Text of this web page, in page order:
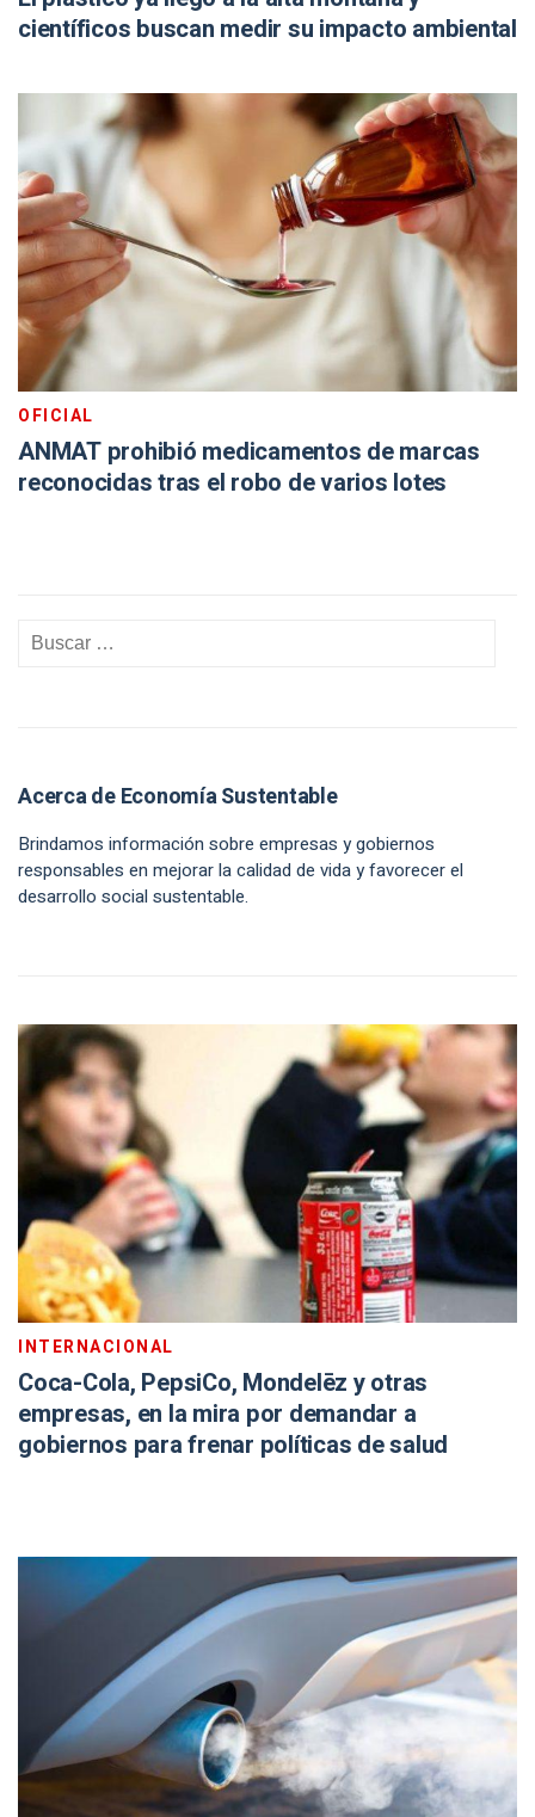
científicos buscan medir su impacto ambiental
OFICIAL
ANMAT prohibió medicamentos de marcas
reconocidas tras el robo de varios lotes
Acerca de Economía Sustentable
Brindamos información sobre empresas y gobiernos
responsables en mejorar la calidad de vida y favorecer el
desarrollo social sustentable.
INTERNACIONAL
Coca-Cola, PepsiCo, Mondelēz y otras
empresas, en la mira por demandar a
gobiernos para frenar políticas de salud